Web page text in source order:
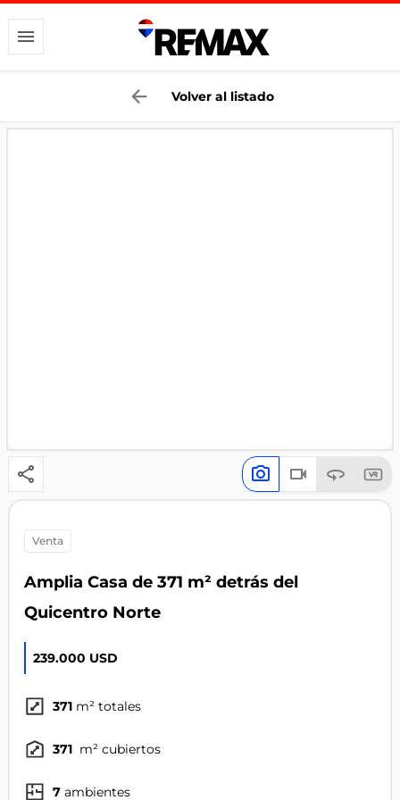
Volver al listado
venta
Amplia Casa de 371 m² detrás del
Quicentro Norte
239.000 USD
371 m² totales
371 m² cubiertos
7 ambientes